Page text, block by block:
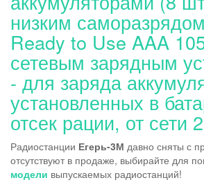
низким
Ready to Use AAA
сетевым зарядным
- для заряда
установленных в
отсек рации, от сети
Радиостанции Егерь-3М давно сняты с
отсутствуют в продаже, выбирайте для
модели выпускаемых радиостанций!